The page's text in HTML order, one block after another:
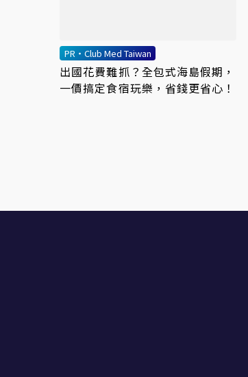
PR・Club Med Taiwan
出國花費難抓？全包式海島假期，
一價搞定食宿玩樂，省錢更省心！